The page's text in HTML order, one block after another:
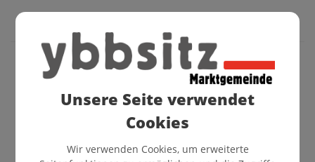
FAKTEN UND ZAHLEN
POLITIK
Unsere Seite verwendet
Cookies
Wir verwenden Cookies, um erweiterte